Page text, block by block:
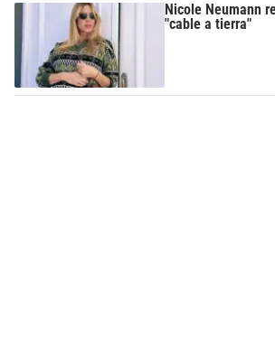
Nicole Neumann
"cable a tierra"